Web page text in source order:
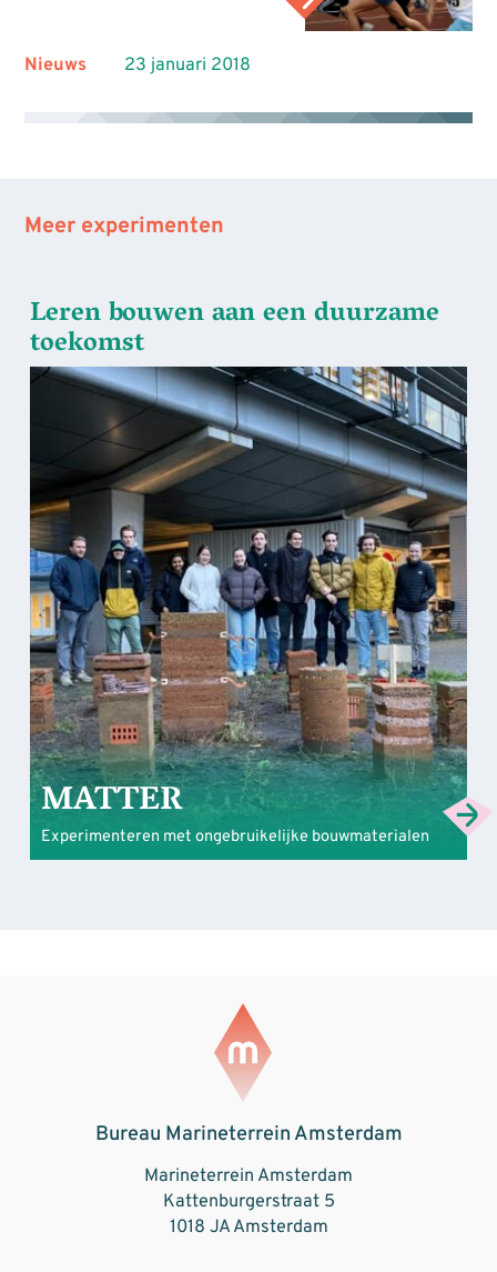
Nieuws 23 januari 2018
Meer experimenten
Leren bouwen aan een duurzame
toekomst
MATTER
Experimenteren met ongebruikelijke bouwmaterialen
Bureau Marineterrein Amsterdam
Marineterrein Amsterdam
Kattenburgerstraat 5
1018 JA Amsterdam